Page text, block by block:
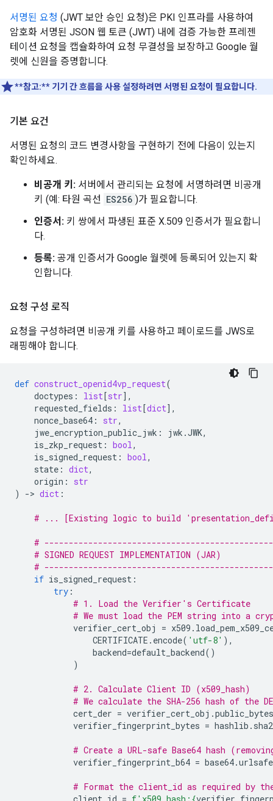
서명된 요청 (JWT 보안 승인 요청)은 PKI 인프라를 사용하여
암호화 서명된 JSON 웹 토큰 (JWT) 내에 검증 가능한 프레젠
테이션 요청을 캡슐화하여 요청 무결성을 보장하고 Google 월
렛에 신원을 증명합니다.
**참고:** 기기 간 흐름을 사용 설정하려면 서명된 요청이 필요합니다.
기본 요건
서명된 요청의 코드 변경사항을 구현하기 전에 다음이 있는지
확인하세요.
비공개 키: 서버에서 관리되는 요청에 서명하려면 비공개
키 (예: 타원 곡선 ES256 )가 필요합니다.
인증서: 키 쌍에서 파생된 표준 X.509 인증서가 필요합니
다.
등록: 공개 인증서가 Google 월렛에 등록되어 있는지 확
인합니다.
요청 구성 로직
요청을 구성하려면 비공개 키를 사용하고 페이로드를 JWS로
래핑해야 합니다.
def construct_openid4vp_request(
doctypes : list[str],
requested_fields : list[dict],
nonce_base64 : str,
jwe_encryption_public_jwk : jwk .JWK,
is_zkp_request : bool,
is_signed_request : bool,
state : dict,
origin :
str
)
-> dict :
# ... [Existing logic to build
#
# SIGNED REQUEST IMPLEMENTATION (JAR)
#
if is_signed_request :
try :
# 1. Load the Verifier's Certificate
# We must load the PEM string into a
verifier_cert_obj
= x509 .
CERTIFICATE . encode( 'utf-8' ),
backend=default_backend()
)
# 2. Calculate Client ID (x509_hash)
# We calculate the SHA-256 hash of the
cert_der = verifier_cert_obj .public_bytes
verifier_fingerprint_bytes = hashlib .
# Create a URL-safe Base64 hash
verifier_fingerprint_b64 = base64.
# Format the client_id as required by